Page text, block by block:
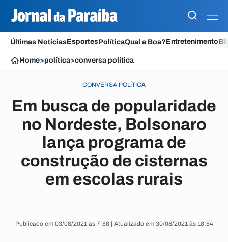
Últimas NotíciasEsportesPolíticaQual a Boa?Entretenimento
Home>política>conversa política
CONVERSA POLÍTICA
Em busca de popularidade
no Nordeste, Bolsonaro
lança programa de
construção de cisternas
em escolas rurais
Publicado em 03/08/2021 às 7:58 | Atualizado em 30/08/2021 às 18:54